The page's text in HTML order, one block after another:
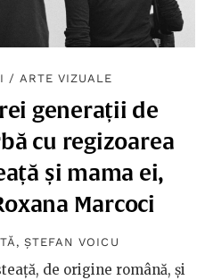
/ ARTE VIZUALE
generații de
cu regizoarea
și mama ei,
Marcoci
,ȘTEFAN VOICU
de origine română, și